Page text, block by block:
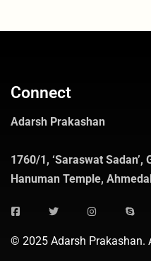
Connect
Adarsh Prakashan
1760/1, ‘Saraswat Sadan’,
Hanuman Temple,
© 2025 Adarsh Prakashan.